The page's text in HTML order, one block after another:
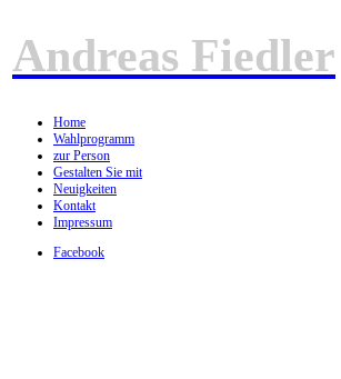
Andreas Fiedler
Home
Wahlprogramm
zur Person
Gestalten Sie mit
Neuigkeiten
Kontakt
Impressum
Facebook